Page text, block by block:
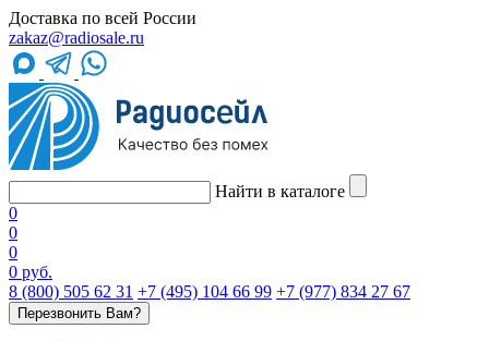
Доставка по всей России
zakaz@radiosale.ru
Найти в каталоге
0
0
0
0 руб.
8 (800) 505 62 31 +7 (495) 104 66 99 +7 (977) 834 27 67
Перезвонить Вам?